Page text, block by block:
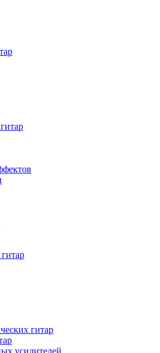
гитар
усилителей